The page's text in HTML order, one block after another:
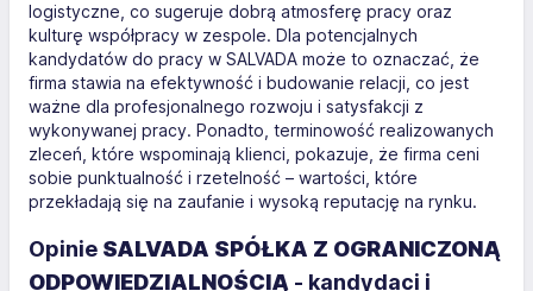
logistyczne, co sugeruje dobrą atmosferę pracy oraz
kulturę współpracy w zespole. Dla potencjalnych
kandydatów do pracy w SALVADA może to oznaczać, że
firma stawia na efektywność i budowanie relacji, co jest
ważne dla profesjonalnego rozwoju i satysfakcji z
wykonywanej pracy. Ponadto, terminowość realizowanych
zleceń, które wspominają klienci, pokazuje, że firma ceni
sobie punktualność i rzetelność – wartości, które
przekładają się na zaufanie i wysoką reputację na rynku.
Opinie SALVADA SPÓŁKA Z OGRANICZONĄ
ODPOWIEDZIALNOŚCIĄ - kandydaci i